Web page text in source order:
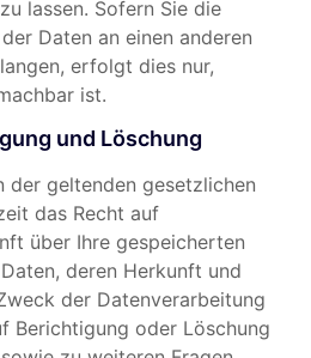
lassen. Sofern Sie die
Daten an einen anderen
erfolgt dies nur,
ist.
und Löschung
der geltenden gesetzlichen
das Recht auf
über Ihre gespeicherten
deren Herkunft und
der Datenverarbeitung
Berichtigung oder Löschung